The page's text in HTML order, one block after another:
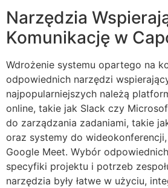
Narzędzia
Komunikację w
Wdrożenie systemu opartego na
odpowiednich narzędzi
najpopularniejszych należą
online, takie jak Slack czy
do zarządzania zadaniami, takie
oraz systemy do
Google Meet. Wybór
specyfiki projektu i potrzeb
narzędzia były łatwe w użyciu,